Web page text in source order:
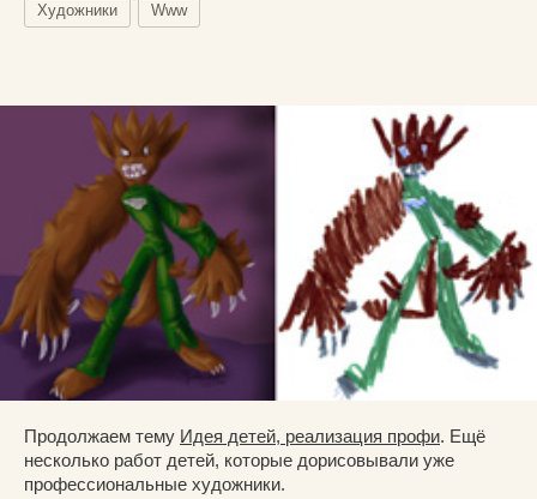
Художники Www
Продолжаем тему Идея детей, реализация профи. Ещё
несколько работ детей, которые дорисовывали уже
профессиональные художники.